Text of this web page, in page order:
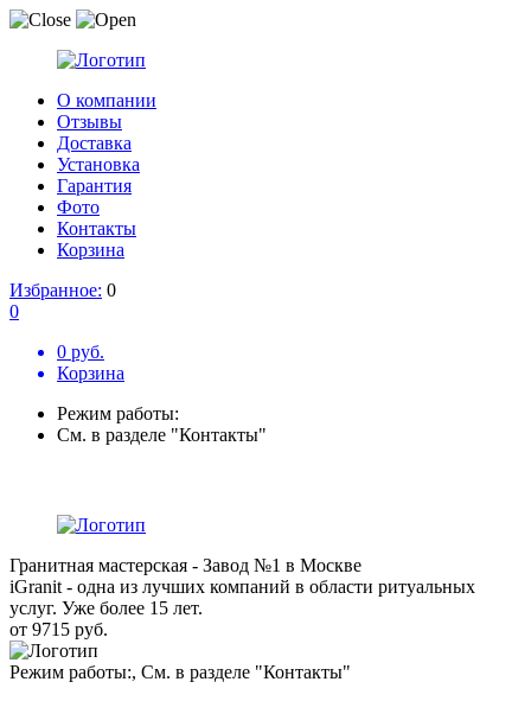
О компании
Отзывы
Доставка
Установка
Гарантия
Фото
Контакты
Корзина
Избранное: 0
0
0 руб.
Корзина
Режим работы:
См. в разделе "Контакты"
Гранитная мастерская - Завод №1 в Москве
iGranit - одна из лучших компаний в области ритуальных
услуг. Уже более 15 лет.
от 9715 руб.
Режим работы:, См. в разделе "Контакты"